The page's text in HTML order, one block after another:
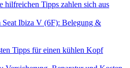
hilfreichen Tipps zahlen sich aus
Seat Ibiza V (6F): Belegung &
Tipps für einen kühlen Kopf